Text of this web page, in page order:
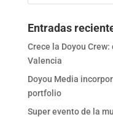
Entradas
Crece la Doyou
Valencia
Doyou Media
portfolio
Super evento de la